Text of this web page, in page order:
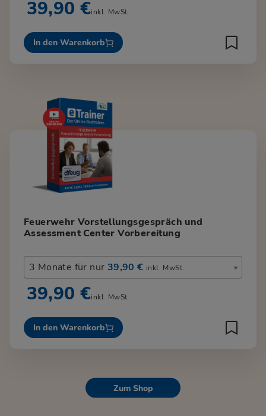
39,90 €inkl. MwSt.
In den Warenkorb
Feuerwehr Vorstellungsgespräch und
Assessment Center Vorbereitung
3 Monate für nur 39,90 € inkl. MwSt.
39,90 €inkl. MwSt.
In den Warenkorb
Zum Shop